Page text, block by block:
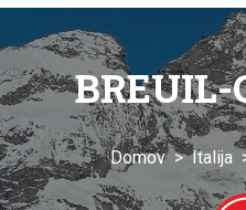
BREUIL-
Domov>Italija